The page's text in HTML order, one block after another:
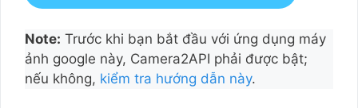
Note: Trước khi bạn bắt đầu với ứng dụng máy
ảnh google này, Camera2API phải được bật;
nếu không, kiểm tra hướng dẫn này.